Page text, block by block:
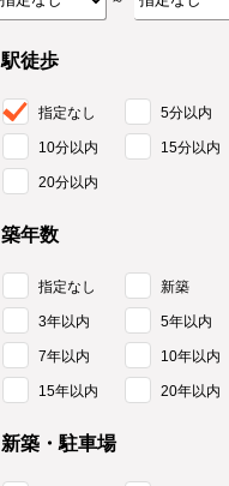
駅徒歩
指定なし 5分以内
10分以内 15分以内
20分以内
築年数
指定なし 新築
3年以内 5年以内
7年以内 10年以内
15年以内 20年以内
新築・駐車場